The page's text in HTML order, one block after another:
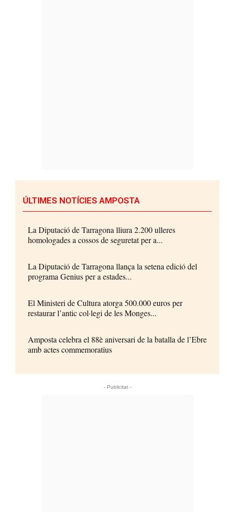
ÚLTIMES NOTÍCIES AMPOSTA
La Diputació de Tarragona lliura 2.200 ulleres
homologades a cossos de seguretat per a...
La Diputació de Tarragona llança la setena edició del
programa Genius per a estades...
El Ministeri de Cultura atorga 500.000 euros per
restaurar l’antic col·legi de les Monges...
Amposta celebra el 88è aniversari de la batalla de l’Ebre
amb actes commemoratius
- Publicitat -